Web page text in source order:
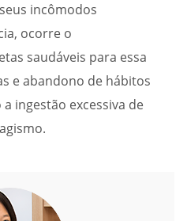
incômodos
ocorre o
saudáveis para essa
e abandono de hábitos
ingestão excessiva de